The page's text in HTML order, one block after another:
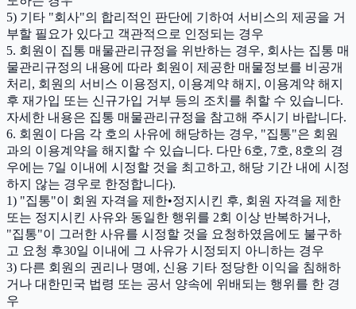
5) 기타 "회사"의 합리적인 판단에 기하여 서비스의 제공을 거
부할 필요가 있다고 객관적으로 인정되는 경우
5. 회원이 집통 매물관리규정을 위반하는 경우, 회사는 집통 매
물관리규정의 내용에 따라 회원이 제공한 매물정보를 비공개
처리, 회원의 서비스 이용정지, 이용계약 해지, 이용계약 해지
후 재가입 또는 신규가입 거부 등의 조치를 취할 수 있습니다.
자세한 내용은 집통 매물관리규정을 참고해 주시기 바랍니다.
6. 회원이 다음 각 호의 사유에 해당하는 경우, "집통"은 회원
과의 이용계약을 해지할 수 있습니다. 다만 6호, 7호, 8호의 경
우에는 7일 이내에 시정할 것을 최고하고, 해당 기간 내에 시정
하지 않는 경우로 한정합니다).
1) "집통"이 회원 자격을 제한•정지시킨 후, 회원 자격을 제한
또는 정지시킨 사유와 동일한 행위를 2회 이상 반복하거나,
"집통"이 그러한 사유를 시정할 것을 요청하였음에도 불구하
고 요청 후30일 이내에 그 사유가 시정되지 아니하는 경우
3) 다른 회원의 권리나 명예, 신용 기타 정당한 이익을 침해하
거나 대한민국 법령 또는 공서 양속에 위배되는 행위를 한 경
우